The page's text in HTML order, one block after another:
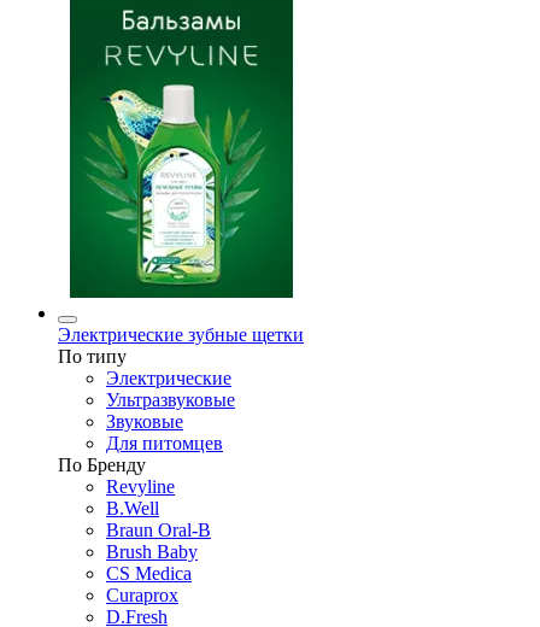
Электрические зубные щетки
По типу
Электрические
Ультразвуковые
Звуковые
Для питомцев
По Бренду
Revyline
B.Well
Braun Oral-B
Brush Baby
CS Medica
Curaprox
D.Fresh